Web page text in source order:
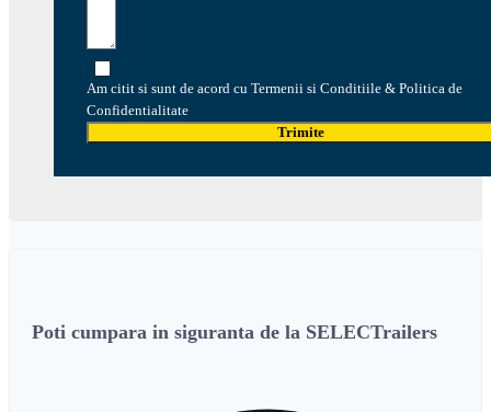
Am citit si sunt de acord cu Termenii si Conditiile & Politica de
Confidentialitate
Trimite
Poti cumpara in siguranta de la SELECTrailers